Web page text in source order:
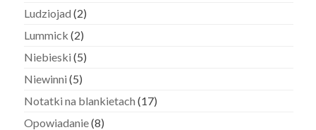
Ludziojad (2)
Lummick (2)
Niebieski (5)
Niewinni (5)
Notatki na blankietach (17)
Opowiadanie(8)